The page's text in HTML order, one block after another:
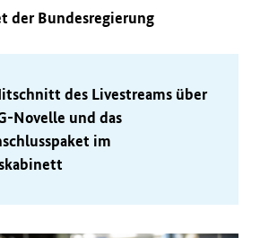
der Bundesregierung
des Livestreams über
Novelle und das
im